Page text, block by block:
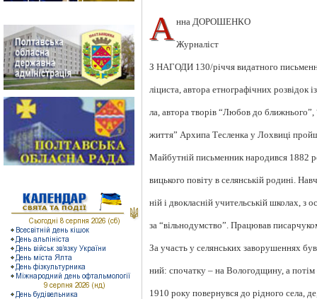
А нна ДОРОШЕНКО
Журналіст
З НАГОДИ 130/річчя видатного
ліциста, автора етнографічних розвідок
ла, автора творів “Любов до
життя” Архипа Тесленка у Лохвиці
Майбутній письменник народився 1882
вицького повіту в селянській родині.
ній і двокласній учительській школах, з
за “вільнодумство”. Працював
За участь у селянських заворушеннях
ний: спочатку – на Вологодщину, а потім
1910 року повернувся до рідного села,